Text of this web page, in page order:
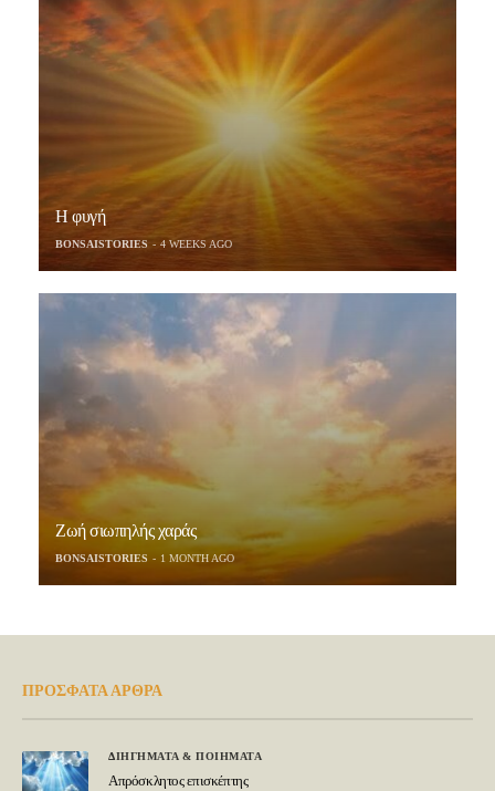
Η φυγή
BONSAISTORIES 4 WEEKS AGO
Ζωή σιωπηλής χαράς
BONSAISTORIES 1 MONTH AGO
ΠΡΟΣΦΑΤΑ ΑΡΘΡΑ
ΔΙΗΓΗΜΑΤΑ & ΠΟΙΗΜΑΤΑ
Απρόσκλητος επισκέπτης